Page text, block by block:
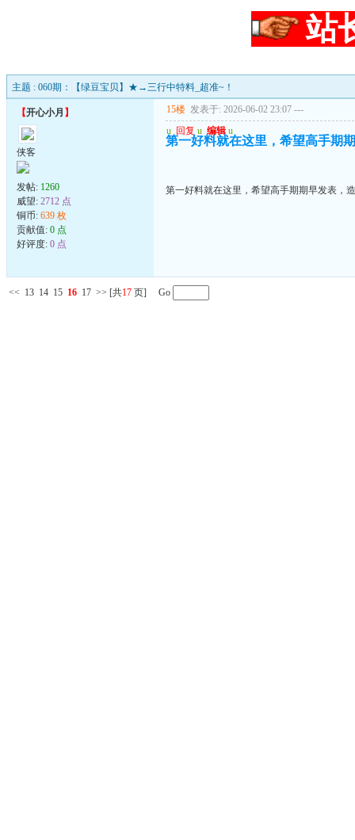
站
主题 : 060期：【绿豆宝贝】★→三行中特料_超准~！
【开心小月 】
侠客
发帖: 1260
威望: 2712 点
铜币: 639 枚
贡献值: 0 点
好评度: 0 点
15楼 发表于: 2026-06-02 23:07 ---
u 回复 u 编辑 u
第一好料就在这里，希望高手期
第一好料就在这里，希望高手期期早发表，
<< 13 14 15 16 17 >> [共17 页] Go